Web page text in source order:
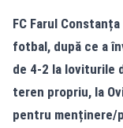
FC Farul
fotbal, după ce a
de 4-2 la loviturile
teren propriu, la
pentru menținere/